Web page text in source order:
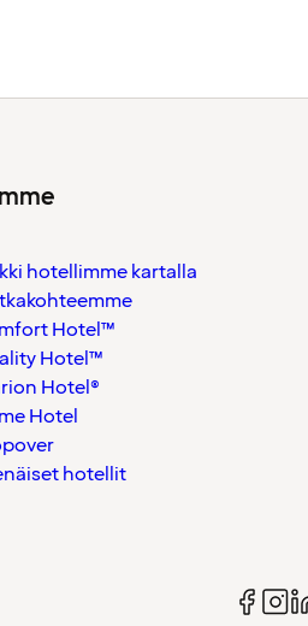
hotellimme kartalla
Hotel™
Hotel™
Hotel®
Hotel
hotellit